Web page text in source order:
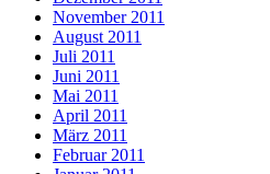
November 2011
August 2011
Juli 2011
Juni 2011
Mai 2011
April 2011
März 2011
Februar 2011